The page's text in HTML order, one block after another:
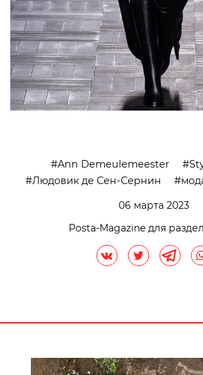
Ann Demeulemeester
Людовик де Сен-Сернин
06 марта 2023
Posta-Magazine для